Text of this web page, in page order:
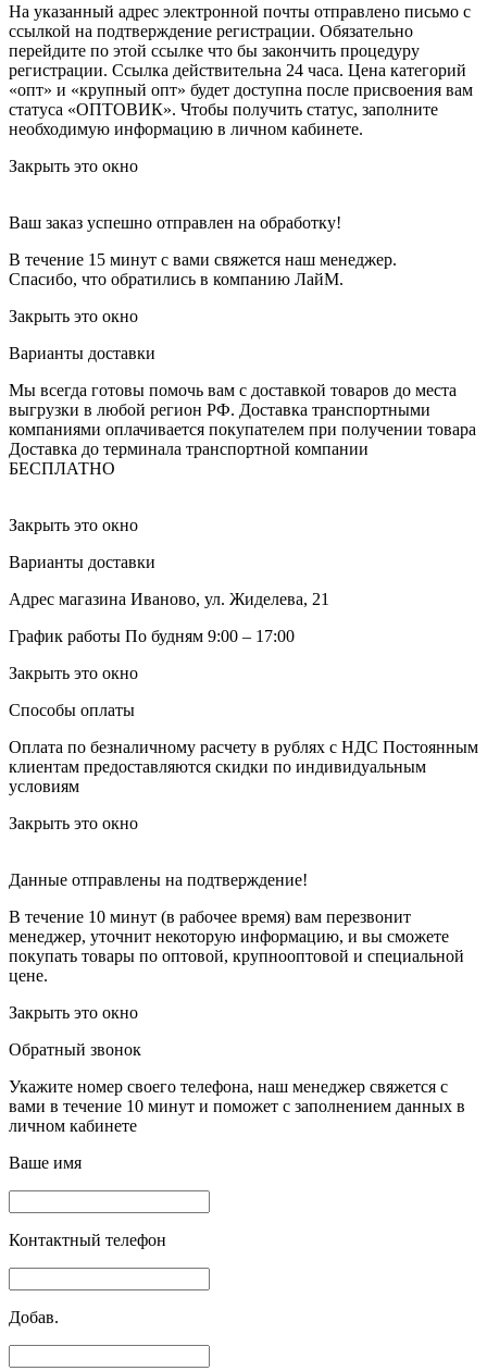
На указанный адрес электронной почты отправлено письмо с
ссылкой на подтверждение регистрации. Обязательно
перейдите по этой ссылке что бы закончить процедуру
регистрации. Ссылка действительна 24 часа. Цена категорий
«опт» и «крупный опт» будет доступна после присвоения вам
статуса «ОПТОВИК». Чтобы получить статус, заполните
необходимую информацию в личном кабинете.
Закрыть это окно
Ваш заказ успешно отправлен на обработку!
В течение 15 минут с вами свяжется наш менеджер.
Спасибо, что обратились в компанию ЛайМ.
Закрыть это окно
Варианты доставки
Мы всегда готовы помочь вам с доставкой товаров до места
выгрузки в любой регион РФ. Доставка транспортными
компаниями оплачивается покупателем при получении товара
Доставка до терминала транспортной компании
БЕСПЛАТНО
Закрыть это окно
Варианты доставки
Адрес магазина Иваново, ул. Жиделева, 21
График работы По будням 9:00 – 17:00
Закрыть это окно
Способы оплаты
Оплата по безналичному расчету в рублях с НДС Постоянным
клиентам предоставляются скидки по индивидуальным
условиям
Закрыть это окно
Данные отправлены на подтверждение!
В течение 10 минут (в рабочее время) вам перезвонит
менеджер, уточнит некоторую информацию, и вы сможете
покупать товары по оптовой, крупнооптовой и специальной
цене.
Закрыть это окно
Обратный звонок
Укажите номер своего телефона, наш менеджер свяжется с
вами в течение 10 минут и поможет с заполнением данных в
личном кабинете
Ваше имя
Контактный телефон
Добав.